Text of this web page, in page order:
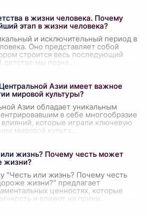
в жизни человека. Почему
этап в жизни человека?
и исключительный период в
Оно представляет собой
строится весь последующий
детстве мы позна
Азии имеет важное
мировой культуры?
Азии обладает уникальным
в себе многообразие
которые играли ключевую
мировой культу
жизнь? Почему честь может
жизни?
"Честь или жизнь? Почему честь
жизни?" предлагает
ценностях, которые
и влияют на прини